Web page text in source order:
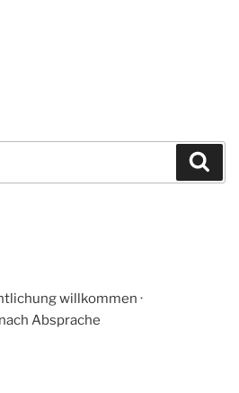
willkommen ·
Absprache